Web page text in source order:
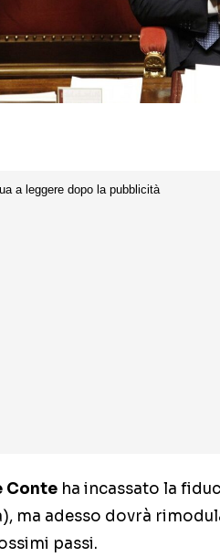
Conte ha incassato la
ma adesso dovrà
passi.